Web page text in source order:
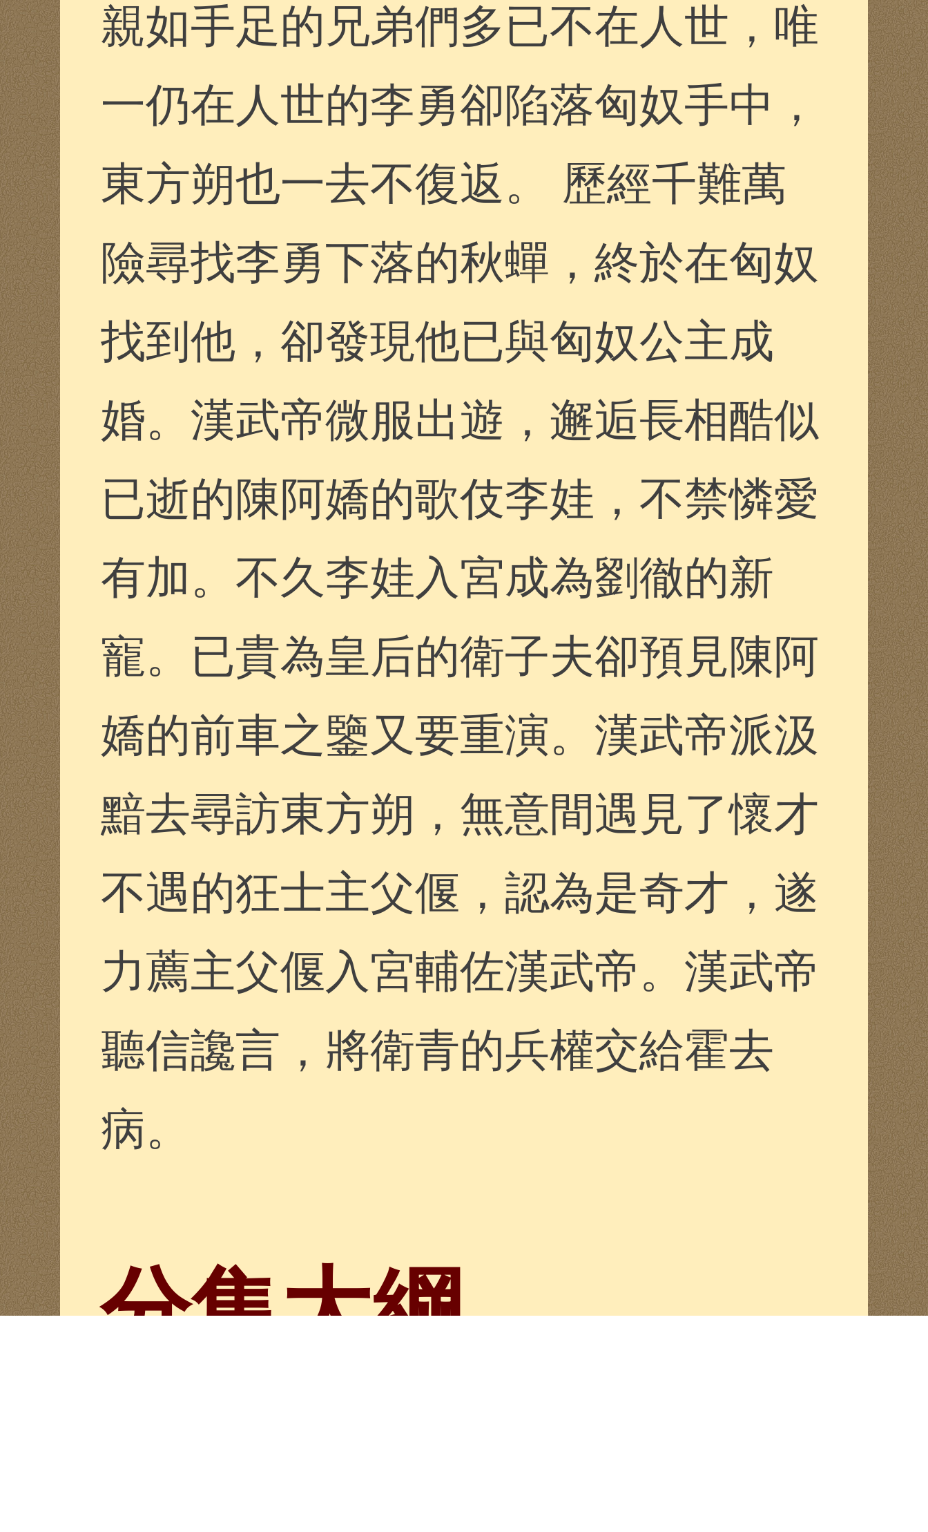
親如手足的兄弟們多已不在人世，唯
一仍在人世的李勇卻陷落匈奴手中，
東方朔也一去不復返。 歷經千難萬
險尋找李勇下落的秋蟬，終於在匈奴
找到他，卻發現他已與匈奴公主成
婚。漢武帝微服出遊，邂逅長相酷似
已逝的陳阿嬌的歌伎李娃，不禁憐愛
有加。不久李娃入宮成為劉徹的新
寵。已貴為皇后的衛子夫卻預見陳阿
嬌的前車之鑒又要重演。漢武帝派汲
黯去尋訪東方朔，無意間遇見了懷才
不遇的狂士主父偃，認為是奇才，遂
力薦主父偃入宮輔佐漢武帝。漢武帝
聽信讒言，將衛青的兵權交給霍去
病。
分集大綱